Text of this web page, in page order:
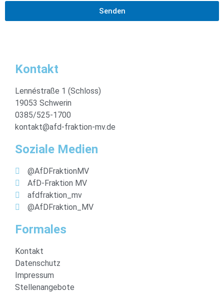
Senden
Kontakt
Lennéstraße 1 (Schloss)
19053 Schwerin
0385/525-1700
kontakt@afd-fraktion-mv.de
Soziale Medien
@AfDFraktionMV
AfD-Fraktion MV
afdfraktion_mv
@AfDFraktion_MV
Formales
Kontakt
Datenschutz
Impressum
Stellenangebote